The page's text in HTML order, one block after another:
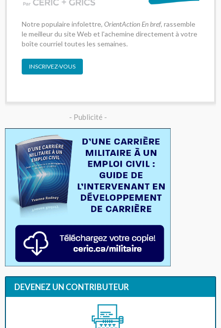
Notre populaire infolettre, OrientAction En bref, rassemble
le meilleur du site Web et l'achemine directement à votre
boîte courriel toutes les semaines.
INSCRIVEZ-VOUS
- Publicité -
DEVENEZ UN CONTRIBUTEUR